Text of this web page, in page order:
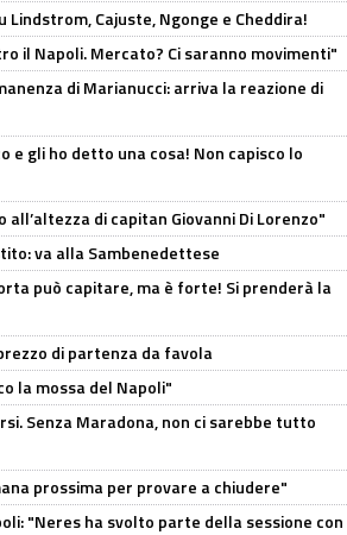
Cajuste, Ngonge e Cheddira!
il Napoli. Mercato? Ci saranno movimenti"
di Marianucci: arriva la reazione di
e gli ho detto una cosa! Non capisco lo
di capitan Giovanni Di Lorenzo"
va alla Sambenedettese
può capitare, ma è forte! Si prenderà la
di partenza da favola
la mossa del Napoli"
Senza Maradona, non ci sarebbe tutto
prossima per provare a chiudere"
"Neres ha svolto parte della sessione con